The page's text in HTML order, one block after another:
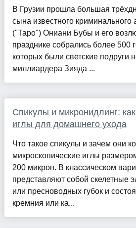
В Грузии прошла большая
сына известного криминального
("Таро") Ониани Бубы и его
празднике собрались более 500
которых были светские подруги
миллиардера Зияда ...
Спикулы и микронидлинг:
иглы для домашнего ухода
Что такое спикулы и зачем они
микроскопические иглы
200 микрон. В классическом
представляют собой скелетные
или пресноводных губок и
кремния или ка...